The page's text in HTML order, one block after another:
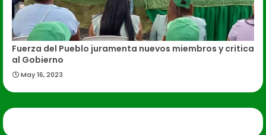
Fuerza del Pueblo juramenta nuevos miembros y critica
al Gobierno
May 16, 2023